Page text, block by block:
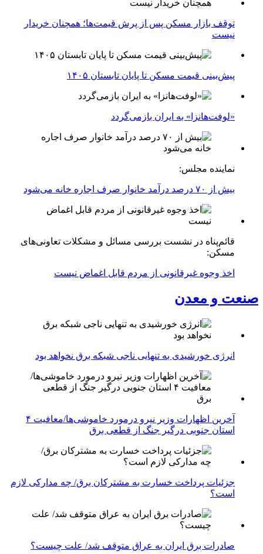
توقف بازار مسکن پس از پرش قیمت‌ها؛ همچنان خریدار
نیست
پیش‌بینی قیمت مسکن تا پایان تابستان ۱۴۰۵
«لوفت‌هانزا» به ایران بازمی‌گردد
نماینده مجلس:
بیش از ۷۰ درصد درآمد خانوار صرف اجاره خانه می‌شود
قائم‌پناه در نشست بررسی مسائل و مشکلات تعاونی‌های
مسکن:
اخذ وجوه غیرقانونی از مردم قابل اغماض نیست
صنعت و معدن
انرژی خورشیدی به تنهایی ناجی شبکه برق نخواهد بود
آخرین اظهارات وزیر نیرو درمورد خاموشی‌ها/معافیت ۴
استان جنوبی درگیر جنگ از قطعی برق
جزئیات پرداخت خسارت به مشترکان برق/ چه مدارکی لازم
است؟
صادرات برق ایران به عراق متوقف شد/ علت چیست؟